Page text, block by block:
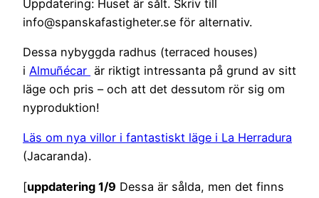
Uppdatering: Huset är sålt. Skriv till
info@spanskafastigheter.se för alternativ.
Dessa nybyggda radhus (terraced houses)
i Almuñécar är riktigt intressanta på grund av sitt
läge och pris – och att det dessutom rör sig om
nyproduktion!
Läs om nya villor i fantastiskt läge i La Herradura
(Jacaranda).
[uppdatering 1/9 Dessa är sålda, men det finns